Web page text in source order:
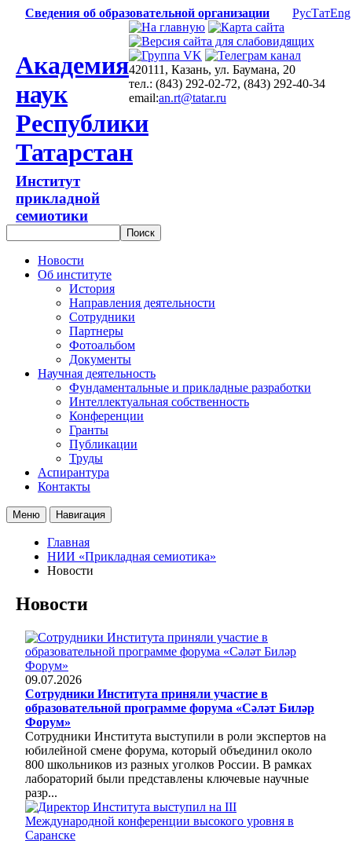
Сведения об образовательной организации РусТатEng
Академия
наук
Республики
Татарстан
Институт
прикладной
семиотики
420111, Казань, ул. Баумана, 20
тел.: (843) 292-02-72, (843) 292-40-34
email:an.rt@tatar.ru
Новости
Об институте
История
Направления деятельности
Сотрудники
Партнеры
Фотоальбом
Документы
Научная деятельность
Фундаментальные и прикладные разработки
Интеллектуальная собственность
Конференции
Гранты
Публикации
Труды
Аспирантура
Контакты
Меню Навигация
Главная
НИИ «Прикладная семиотика»
Новости
Новости
09.07.2026
Сотрудники Института приняли участие в
образовательной программе форума «Сәләт Биләр
Форум»
Сотрудники Института выступили в роли экспертов на
юбилейной смене форума, который объединил около
800 школьников из разных уголков России. В рамках
лабораторий были представлены ключевые научные
разр...